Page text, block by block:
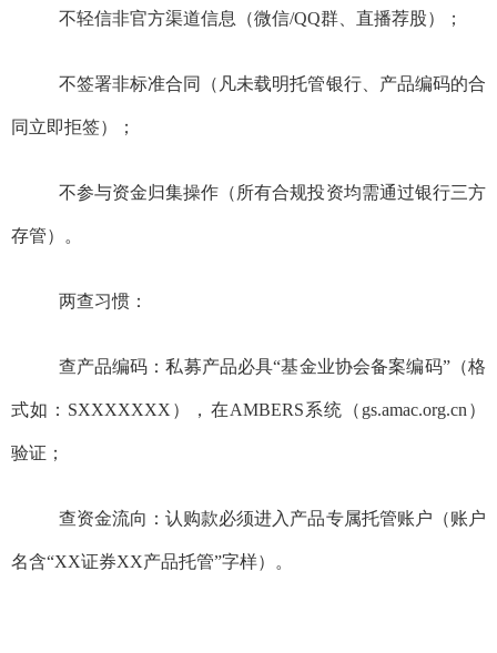
不轻信非官方渠道信息（微信/QQ群、直播荐股）；
不签署非标准合同（凡未载明托管银行、产品编码的合
同立即拒签）；
不参与资金归集操作（所有合规投资均需通过银行三方
存管）。
两查习惯：
查产品编码：私募产品必具“基金业协会备案编码”（格
式如： SXXXXXXX），在AMBERS系统（ gs.amac.org.cn）
验证；
查资金流向：认购款必须进入产品专属托管账户（账户
名含“XX证券XX产品托管”字样）。